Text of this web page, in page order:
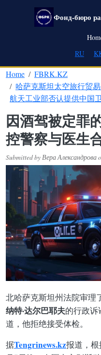
Skip to main content
Фонд-бюро
RU
Home
FBRK.KZ
哈萨克斯坦太空旅行贸
航天工业部否认提供中国
因酒驾被定罪
控警察与医生
Submitted byВера Александрова
北哈萨克斯坦州法院审理
纳特·达尔巴耶夫的行政诉
道，他拒绝接受体检。
据Tengrinews.kz报道，